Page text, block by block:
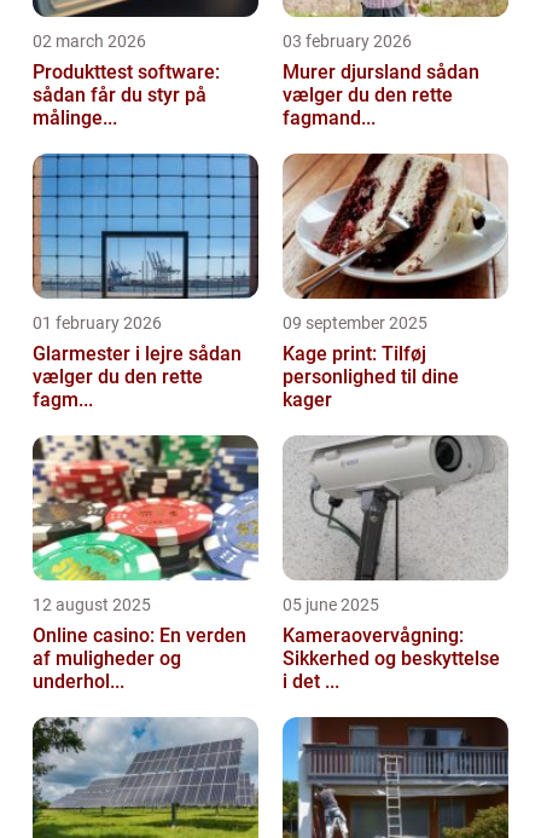
02 march 2026
Produkttest software:
sådan får du styr på
målinge...
03 february 2026
Murer djursland sådan
vælger du den rette
fagmand...
01 february 2026
Glarmester i lejre sådan
vælger du den rette
fagm...
09 september 2025
Kage print: Tilføj
personlighed til dine
kager
12 august 2025
Online casino: En verden
af muligheder og
underhol...
05 june 2025
Kameraovervågning:
Sikkerhed og beskyttelse
i det ...